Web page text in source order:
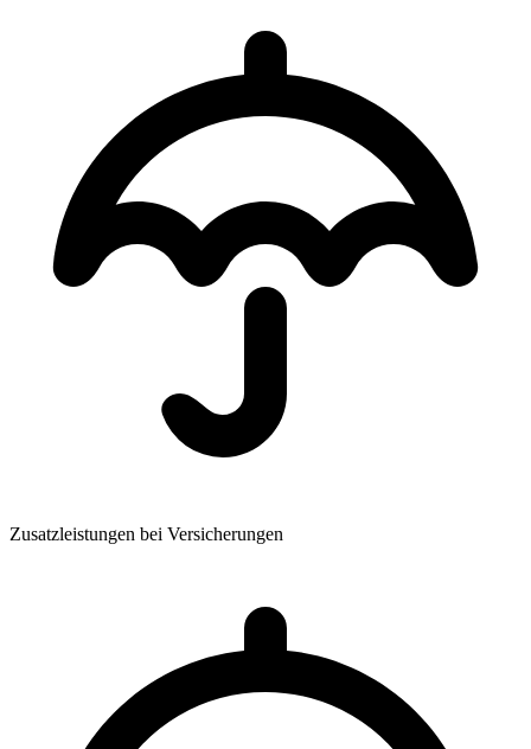
Zusatzleistungen bei Versicherungen